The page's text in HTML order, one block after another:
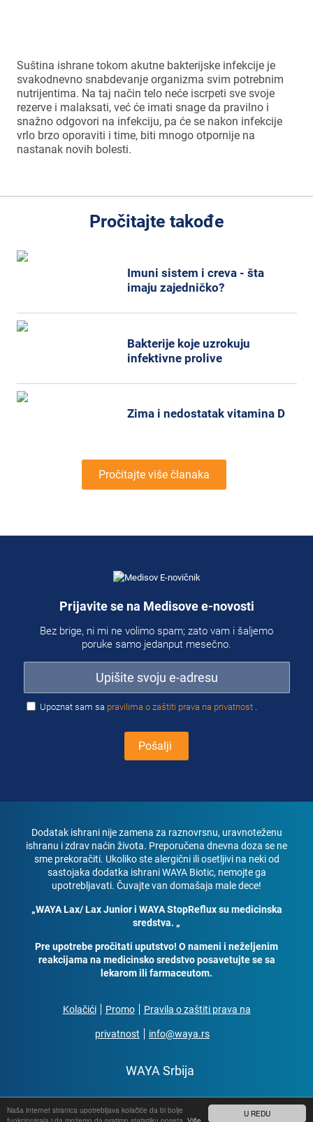
U REDU
Naša internet stranica upotrebljava kolačiće da bi bolje
Suština ishrane tokom akutne bakterijske infekcije je
svakodnevno snabdevanje organizma svim potrebnim
nutrijentima. Na taj način telo neće iscrpeti sve svoje
rezerve i malaksati, već će imati snage da pravilno i
snažno odgovori na infekciju, pa će se nakon infekcije
vrlo brzo oporaviti i time, biti mnogo otpornije na
nastanak novih bolesti.
Pročitajte takođe
Imuni sistem i creva - šta
imaju zajedničko?
Bakterije koje uzrokuju
infektivne prolive
Zima i nedostatak vitamina D
Pročitajte više članaka
Prijavite se na Medisove e-novosti
Bez brige, ni mi ne volimo spam; zato vam i šaljemo
poruke samo jedanput mesečno.
Upoznat sam sa pravilima o zaštiti prava na privatnost .
Dodatak ishrani nije zamena za raznovrsnu, uravnoteženu
ishranu i zdrav naćin života. Preporučena dnevna doza se ne
sme prekoračiti. Ukoliko ste alergični ili osetljivi na neki od
sastojaka dodatka ishrani WAYA Biotic, nemojte ga
upotrebljavati. Čuvajte van domašaja male dece!
„WAYA Lax/ Lax Junior i WAYA StopReflux su medicinska
sredstva. „
Pre upotrebe pročitati uputstvo! O nameni i neželjenim
reakcijama na medicinsko sredstvo posavetujte se sa
lekarom ili farmaceutom.
Kolačići Promo Pravila o zaštiti prava na
privatnost info@waya.rs
WAYA Srbija
2022 © Medis, d.o.o., sva prava pridržana